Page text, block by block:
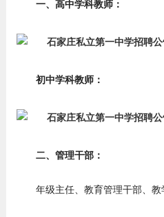
一、高中学科教师：
初中学科教师：
二、管理干部：
年级主任、教育管理干部、教